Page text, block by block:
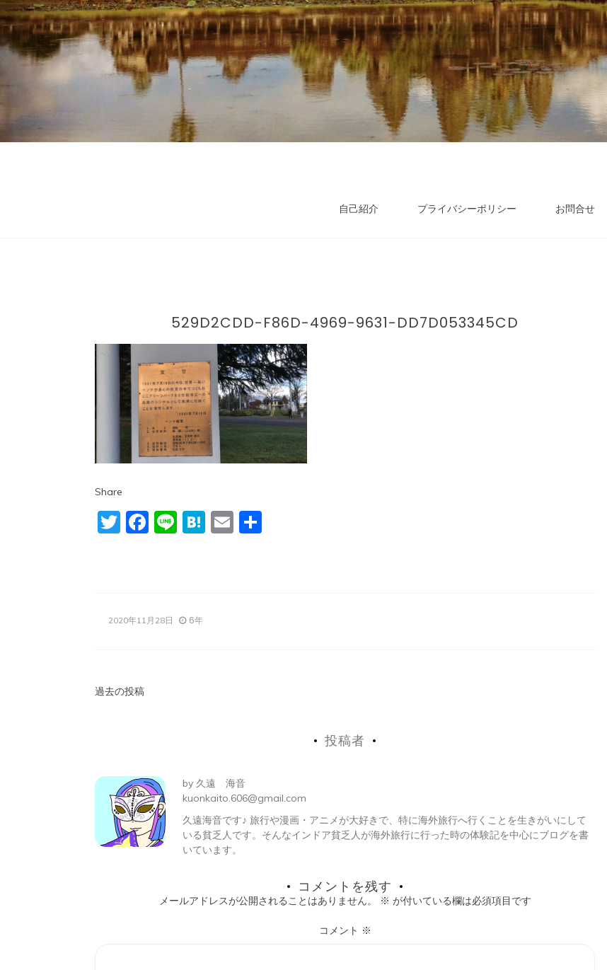
自己紹介 プライバシーポリシー お問合せ
529D2CDD-F86D-4969-9631-DD7D053345CD
Share
Twitter
Facebook
LineHatena
Email
2020年11月28日 6年
投
ビ
ゲ
ー
過去の投稿
投稿者
by 久遠 海音
kuonkaito.606@gmail.com
久遠海音です♪ 旅行や漫画・アニメが大好きで、特に海外旅行へ行くことを生きがいにして
いる貧乏人です。そんなインドア貧乏人が海外旅行に行った時の体験記を中心にブログを書
いています。
コメントを残す
メールアドレスが公開されることはありません。 ※ が付いている欄は必須項目です
コメント ※